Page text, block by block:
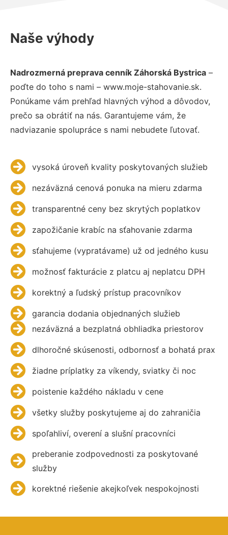
Naše výhody
Nadrozmerná preprava cenník Záhorská Bystrica –
poďte do toho s nami – www.moje-stahovanie.sk.
Ponúkame vám prehľad hlavných výhod a dôvodov,
prečo sa obrátiť na nás. Garantujeme vám, že
nadviazanie spolupráce s nami nebudete ľutovať.
vysoká úroveň kvality poskytovaných služieb
nezáväzná cenová ponuka na mieru zdarma
transparentné ceny bez skrytých poplatkov
zapožičanie krabíc na sťahovanie zdarma
sťahujeme (vypratávame) už od jedného kusu
možnosť fakturácie z platcu aj neplatcu DPH
korektný a ľudský prístup pracovníkov
garancia dodania objednaných služieb
nezáväzná a bezplatná obhliadka priestorov
dlhoročné skúsenosti, odbornosť a bohatá prax
žiadne príplatky za víkendy, sviatky či noc
poistenie každého nákladu v cene
všetky služby poskytujeme aj do zahraničia
spoľahliví, overení a slušní pracovníci
preberanie zodpovednosti za poskytované
služby
korektné riešenie akejkoľvek nespokojnosti